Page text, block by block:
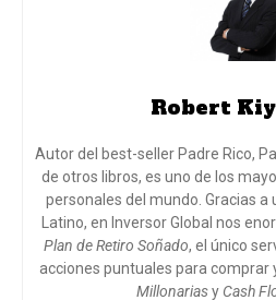
Robert
Autor del best-seller Padre Rico,
de otros libros, es uno de los
personales del mundo. Gracias a
Latino, en Inversor Global nos
Plan de Retiro Soñado, el único
acciones puntuales para comprar
Millonariasy Cash